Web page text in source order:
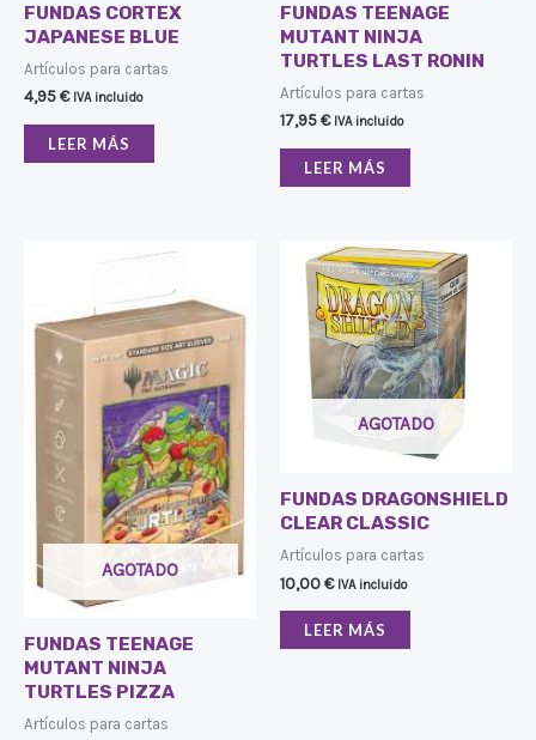
FUNDAS CORTEX
JAPANESE BLUE
Artículos para cartas
4,95€ IVA incluido
LEER MÁS
FUNDAS TEENAGE
MUTANT NINJA
TURTLES LAST RONIN
Artículos para cartas
17,95€ IVA incluido
LEER MÁS
AGOTADO
FUNDAS TEENAGE
MUTANT NINJA
TURTLES PIZZA
Artículos para cartas
AGOTADO
FUNDAS DRAGONSHIELD
CLEAR CLASSIC
Artículos para cartas
10,00€ IVA incluido
LEER MÁS